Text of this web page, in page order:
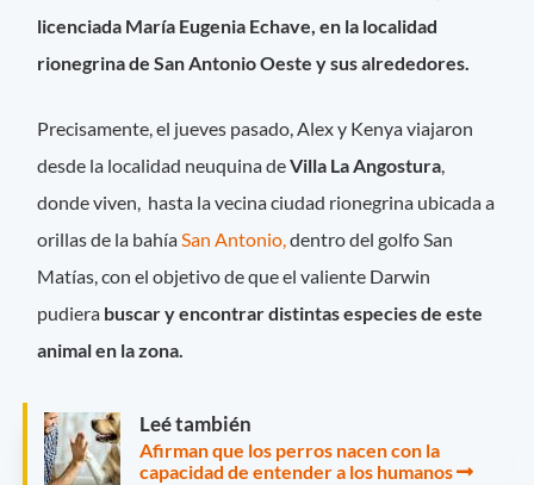
licenciada María Eugenia Echave, en la localidad
rionegrina de San Antonio Oeste y sus alrededores.
Precisamente, el jueves pasado, Alex y Kenya viajaron
desde la localidad neuquina deVilla La Angostura,
donde viven, hasta la vecina ciudad rionegrina ubicada a
orillas de la bahíaSan Antonio,dentro del golfo San
Matías, con el objetivo de que el valiente Darwin
pudiera buscar y encontrar distintas especies de este
animal en la zona.
Leé también
Afirman que los perros nacen con la
capacidad de entender a los humanos